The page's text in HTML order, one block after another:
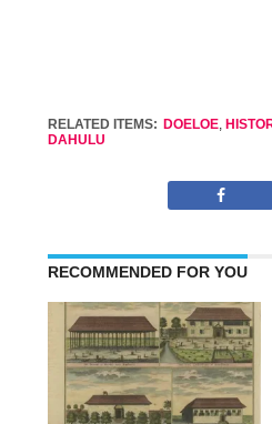
RELATED ITEMS: DOELOE,
DAHULU
RECOMMENDED FOR YOU